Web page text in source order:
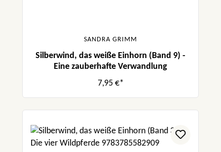
SANDRA GRIMM
Silberwind, das weiße Einhorn (Band 9) -
Eine zauberhafte Verwandlung
7,95 €*